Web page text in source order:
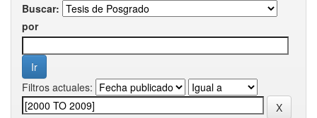
Buscar:
por
Filtros actuales: